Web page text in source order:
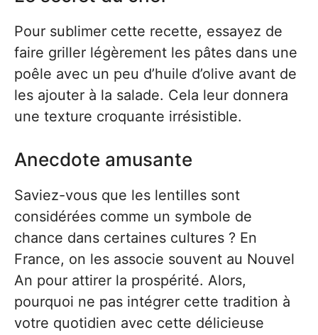
Pour sublimer cette recette, essayez de
faire griller légèrement les pâtes dans une
poêle avec un peu d’huile d’olive avant de
les ajouter à la salade. Cela leur donnera
une texture croquante irrésistible.
Anecdote amusante
Saviez-vous que les lentilles sont
considérées comme un symbole de
chance dans certaines cultures ? En
France, on les associe souvent au Nouvel
An pour attirer la prospérité. Alors,
pourquoi ne pas intégrer cette tradition à
votre quotidien avec cette délicieuse